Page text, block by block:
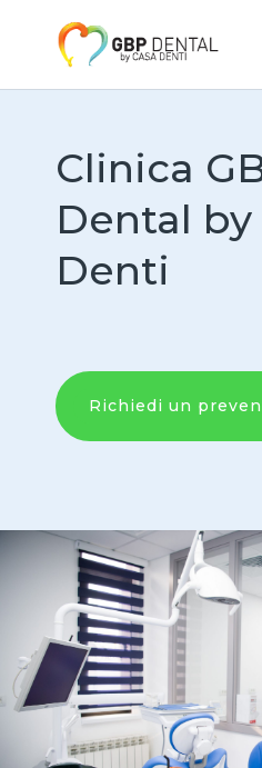
Clinica
Dental by
Denti
Richiedi un